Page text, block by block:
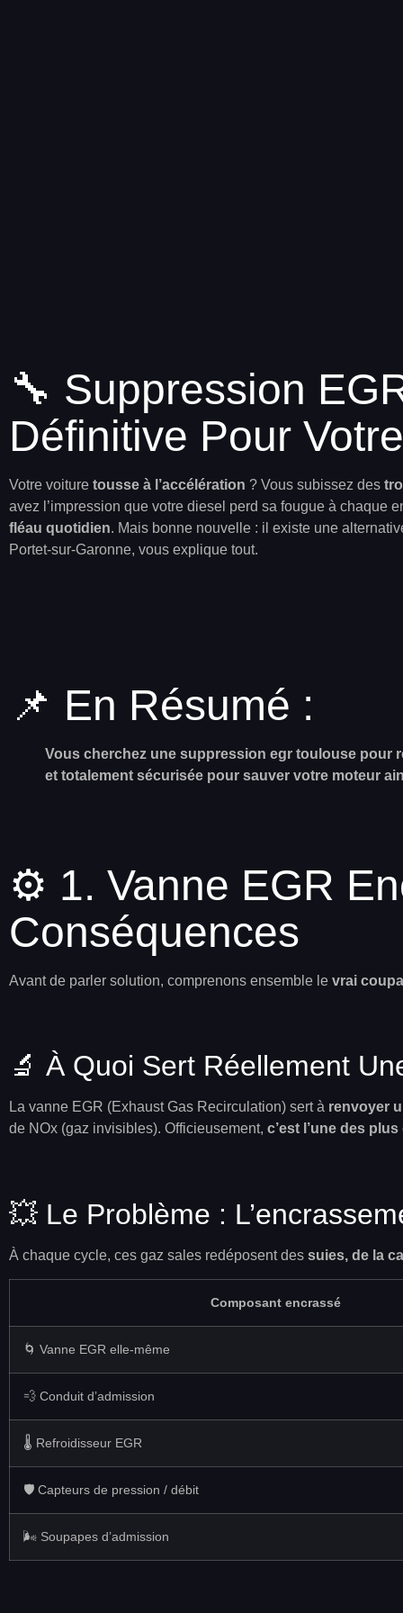
🔧 Suppression
Définitive Pour
Votre voiture tousse à l’accélération ? Vous subissez des
avez l’impression que votre diesel perd sa fougue à chaque
fléau quotidien. Mais bonne nouvelle : il existe une
Portet-sur-Garonne, vous explique tout.
📌 En Résumé :
Vous cherchez une suppression egr toulouse pour
et totalement sécurisée pour sauver votre moteur
⚙️ 1. Vanne EGR
Conséquences
Avant de parler solution, comprenons ensemble le vrai
🔬 À Quoi Sert Réellement
La vanne EGR (Exhaust Gas Recirculation) sert à renvoyer
de NOx (gaz invisibles). Officieusement, c’est l’une des
💥 Le Problème :
À chaque cycle, ces gaz sales redéposent des suies, de la
Composant encrassé
🌀 Vanne EGR elle-même
💨 Conduit d’admission
🌡️ Refroidisseur EGR
🛡️ Capteurs de pression / débit
🌬️ Soupapes d’admission